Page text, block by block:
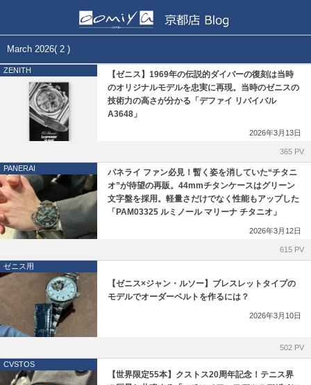
March 2026( 2 )
ZENITH
【ゼニス】1969年の伝説的ダイバーの復刻は当時
のオリジナルモデルを忠実に再現。当時のゼニスの
技術力の高さが分かる「デファイ リバイバル
A3648」
2026年3月13日
365 PV
PANERAI
パネライ ファン必見！暫く姿を消していた“チタニ
オ”が待望の再販。44mmチタンケースはグリーン
文字盤を採用。軽量さだけでなく性能もアップした
「PAM03325 ルミノール マリーナ チタニオ」
2026年3月12日
615 PV
ゼニス用
【ゼニス×ジャン・ルソー】ブレスレットタイプの
モデルでオーダーベルトを作るには？
2026年3月10日
502 PV
CVSTOS
【世界限定55本】クストス20周年記念！テニス界
BELL&ROSS
BLANCPAIN
EDOX
GIRARD-PERREGAUX
Glashütte Original
MAURICE LACROIX
和歌山本店
心斎橋店
鹿児島店
ブライトリング ブティック 大阪
チューダー ブティック by OOMIYA
ゼニス ブティック大阪